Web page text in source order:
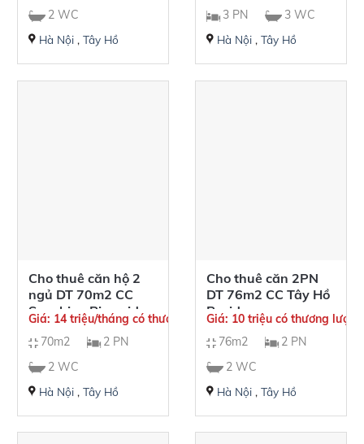
2 WC
Hà Nội ,Tây Hồ
3 PN 3 WC
Hà Nội ,Tây Hồ
Cho thuê căn hộ 2
ngủ DT 70m2 CC
Sunshine Riverside,
giá 14tr/tháng
Giá: 14 triệu/tháng có thương lượng
70m2
2 PN
2 WC
Hà Nội ,Tây Hồ
Cho thuê căn 2PN
DT 76m2 CC Tây Hồ
Residence
Giá: 10 triệu có thương lượng
76m2
2 PN
2 WC
Hà Nội ,Tây Hồ